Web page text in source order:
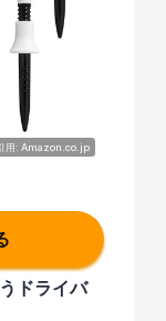
用: Amazon.co.jp
ドライバ